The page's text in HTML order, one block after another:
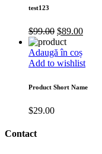
test123
$99.00 $89.00
Adaugă în coș
Add to wishlist
Product Short Name
$29.00
Contact